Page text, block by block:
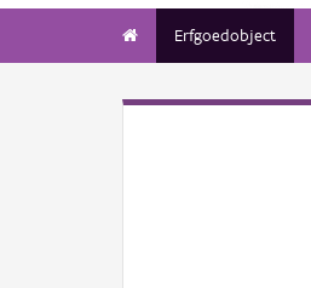
Erfgoedobject